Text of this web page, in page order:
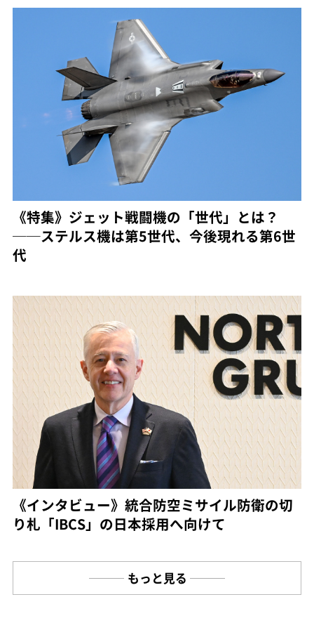
《特集》ジェット戦闘機の「世代」とは？
──ステルス機は第5世代、今後現れる第6世
代
《インタビュー》統合防空ミサイル防衛の切
り札「IBCS」の日本採用へ向けて
もっと見る